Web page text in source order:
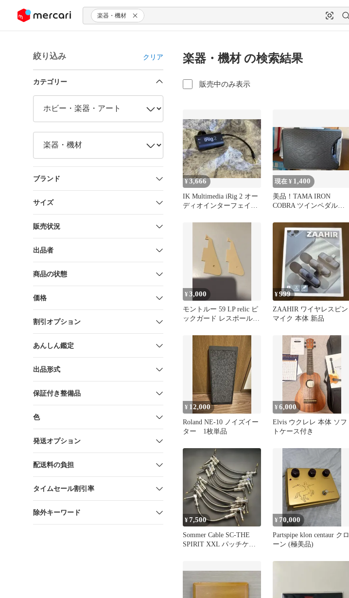
ツにスキップ 楽器・機材
絞り込み クリア
カテゴリー
ブランド
サイズ
販売状況
出品者
商品の状態
価格
割引オプション
あんしん鑑定
出品形式
保証付き整備品
色
発送オプション
配送料の負担
タイムセール割引率
除外キーワード
楽器・機材 の検索結果
販売中のみ表示
¥3,666
IK Multimedia iRig 2 オー
ディオインターフェイス
現在 ¥ 1,400
美品！TAMA IRON
COBRA ツインペダル用
¥3,000
モントルー 59 LP relic ピ
ックガード レスポール
¥999
ZAAHIR ワイヤレスピン
マイク 本体 新品
¥ 12,000
Roland NE-10 ノイズイー
ター 1枚単品
¥6,000
Elvis ウクレレ 本体 ソフ
トケース付き
¥7,500
Sommer Cable SC-THE
SPIRIT XXL パッチケー
¥ 70,000
Partspipe klon centaur クロ
ーン (極美品)